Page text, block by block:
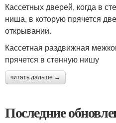
Кассетных дверей, когда в
ниша, в которую прячется
открывании.
Кассетная раздвижная
прячется в стенную нишу
читать дальше →
Последние